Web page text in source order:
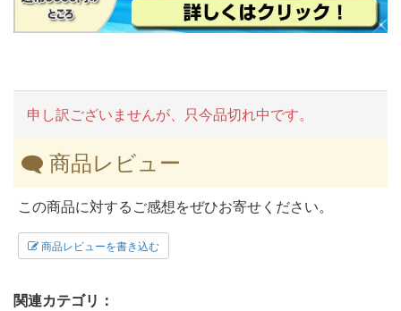
申し訳ございませんが、只今品切れ中です。
商品レビュー
この商品に対するご感想をぜひお寄せください。
商品レビューを書き込む
関連カテゴリ：